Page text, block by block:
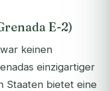
E-2)
keinen
einzigartiger
Staaten bietet eine